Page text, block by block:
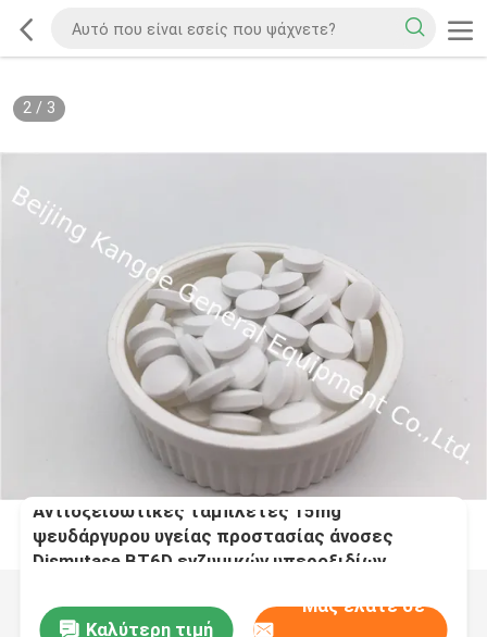
2/ 3
Αντιοξειδωτικές ταμπλέτες 15mg
ψευδάργυρου υγείας προστασίας άνοσες
Dismutase BT6D ενζυμικών υπεροξιδίων
Καλύτερη τιμή
Μας ελάτε σε